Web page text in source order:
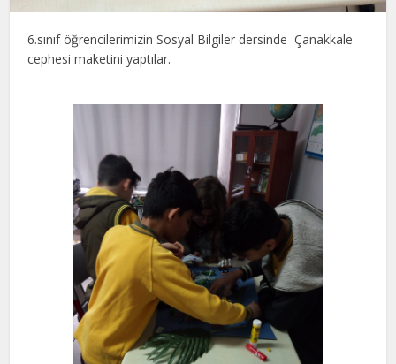
6.sınıf öğrencilerimizin Sosyal Bilgiler dersinde Çanakkale
cephesi maketini yaptılar.